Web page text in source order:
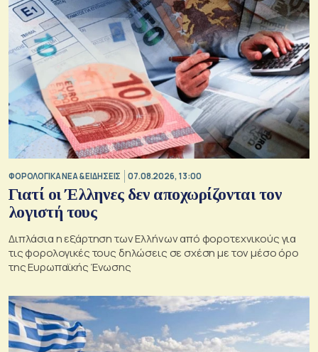
ΦΟΡΟΛΟΓΙΚΑ ΝΕΑ & EΙΔΗΣΕΙΣ 07.08.2026, 13:00
Γιατί οι Έλληνες δεν αποχωρίζονται τον
λογιστή τους
Διπλάσια η εξάρτηση των Ελλήνων από φοροτεχνικούς για
τις φορολογικές τους δηλώσεις σε σχέση με τον μέσο όρο
της Ευρωπαϊκής Ένωσης